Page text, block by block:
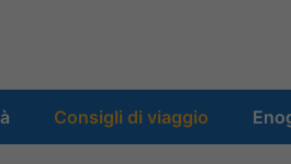
Consigli di viaggio